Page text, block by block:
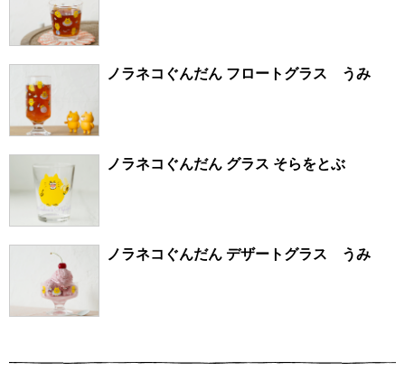
ノラネコぐんだん フロートグラス うみ
ノラネコぐんだん グラス そらをとぶ
ノラネコぐんだん デザートグラス うみ